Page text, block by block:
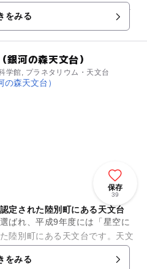
光や水のふしぎに迫る体験型展
をみる
銀河の森天文台）
学館, プラネタリウム・天文台
保存
39
定された陸別町にある天文台
ばれ、平成9年度には「星空に
陸別町にある天文台です。天文
り」をはじめ、30cmクラスの
をみる